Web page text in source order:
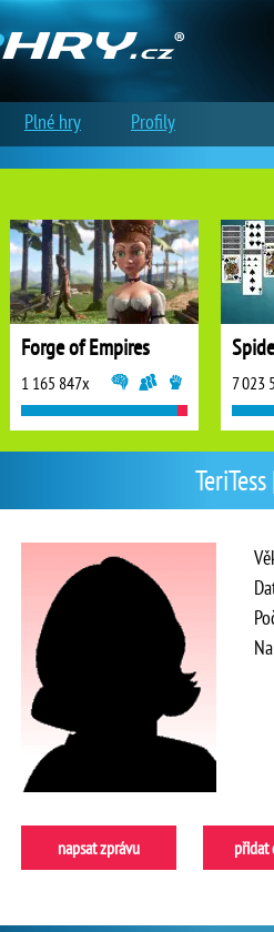
napsat zprávu přidat
Forge of Empires
1 165 847x 7 023
Plné hry Profily